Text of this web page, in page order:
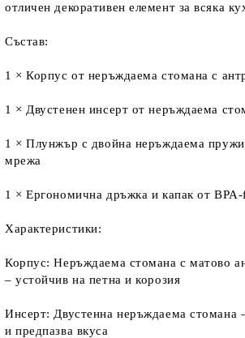
отличен декоративен елемент за всяка
Състав:
1 × Корпус от неръждаема стомана с
1 × Двустенен инсер­т от неръждаема
1 × Плунжър с двойна неръждаема
мрежа
1 × Ергономична дръжка и капак от BPA-
Характеристики:
Корпус: Неръждаема стомана с матово
– устойчив на петна и корозия
Инсер­т: Двустенна неръждаема стомана
и предпазва вкуса